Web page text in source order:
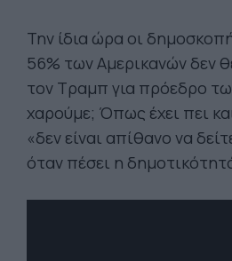
Την ίδια ώρα οι
56% των Αμερικανών δεν
τον Τραμπ για πρόεδρο
χαρούμε; Όπως έχει πει
«δεν είναι απίθανο να
όταν πέσει η